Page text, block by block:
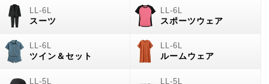
スーツ スポーツウェア
ツイン＆セット ルームウェア